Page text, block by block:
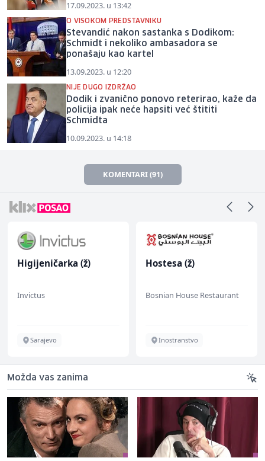
17.09.2023. u 13:42
O VISOKOM PREDSTAVNIKU
Stevandić nakon sastanka s Dodikom:
Schmidt i nekoliko ambasadora se
ponašaju kao kartel
13.09.2023. u 12:20
NIJE DUGO IZDRŽAO
Dodik i zvanično ponovo reterirao, kaže da
policija ipak neće hapsiti već štititi
Schmidta
10.09.2023. u 14:18
KOMENTARI (91)
Higijeničarka (ž)
Invictus
Sarajevo
Hostesa (ž)
Bosnian House Restaurant
Inostranstvo
Možda vas zanima